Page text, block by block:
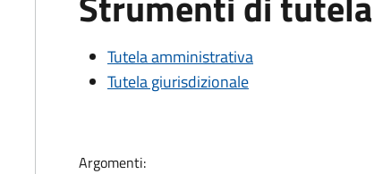
Tutela amministrativa
Tutela giurisdizionale
Argomenti: